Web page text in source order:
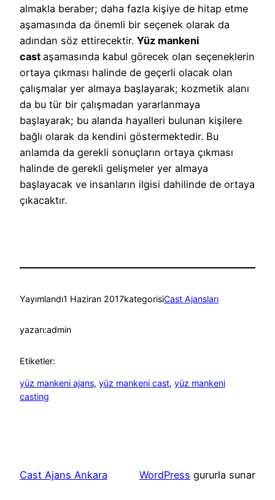
almakla beraber; daha fazla kişiye de hitap etme
aşamasında da önemli bir seçenek olarak da
adından söz ettirecektir. Yüz mankeni
cast aşamasında kabul görecek olan seçeneklerin
ortaya çıkması halinde de geçerli olacak olan
çalışmalar yer almaya başlayarak; kozmetik alanı
da bu tür bir çalışmadan yararlanmaya
başlayarak; bu alanda hayalleri bulunan kişilere
bağlı olarak da kendini göstermektedir. Bu
anlamda da gerekli sonuçların ortaya çıkması
halinde de gerekli gelişmeler yer almaya
başlayacak ve insanların ilgisi dahilinde de ortaya
çıkacaktır.
Yayımlandı1 Haziran 2017kategorisiCast Ajansları
yazarı:admin
Etiketler:
yüz mankeni ajans, yüz mankeni cast, yüz mankeni
casting
Cast Ajans Ankara WordPress gururla sunar